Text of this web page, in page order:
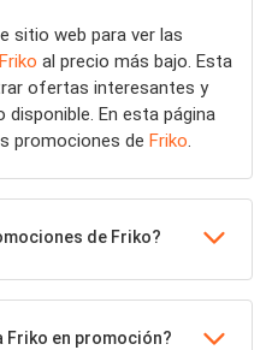
sitio web para ver las
Friko al precio más bajo. Esta
ofertas interesantes y
disponible. En esta página
promociones de Friko.
de Friko?
Friko en promoción?